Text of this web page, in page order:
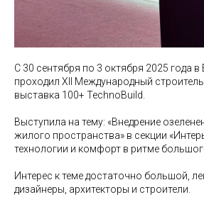
С 30 сентября по 3 октября 2025 года в
проходил XII Международный
выставка 100+ TechnoBuild.
Выступила на тему: «Внедрение
жилого пространства» в секции
технологии и комфорт в ритме
Интерес к теме достаточно большой,
дизайнеры, архитекторы и строители.